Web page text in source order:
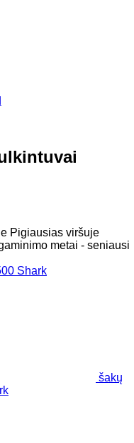
Pigiausias viršuje
metai - seniausi
šakų